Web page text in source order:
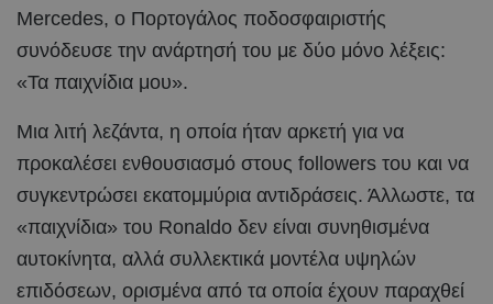
Mercedes, ο Πορτογάλος ποδοσφαιριστής
συνόδευσε την ανάρτησή του με δύο μόνο λέξεις:
«Τα παιχνίδια μου».
Μια λιτή λεζάντα, η οποία ήταν αρκετή για να
προκαλέσει ενθουσιασμό στους followers του και να
συγκεντρώσει εκατομμύρια αντιδράσεις. Άλλωστε, τα
«παιχνίδια» του Ronaldo δεν είναι συνηθισμένα
αυτοκίνητα, αλλά συλλεκτικά μοντέλα υψηλών
επιδόσεων, ορισμένα από τα οποία έχουν παραχθεί